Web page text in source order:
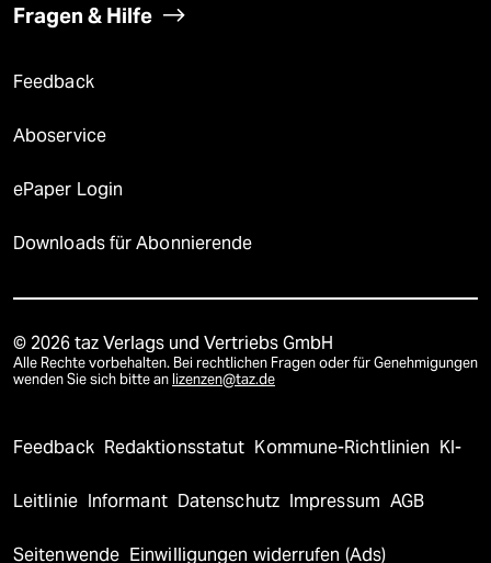
Fragen & Hilfe
Feedback
Aboservice
ePaper Login
Downloads für Abonnierende
© 2026 taz Verlags und Vertriebs GmbH
Alle Rechte vorbehalten. Bei rechtlichen Fragen oder für Genehmigungen
wenden Sie sich bitte an lizenzen@taz.de
Feedback Redaktionsstatut Kommune-Richtlinien KI-
Leitlinie Informant Datenschutz Impressum AGB
Seitenwende Einwilligungen widerrufen (Ads)